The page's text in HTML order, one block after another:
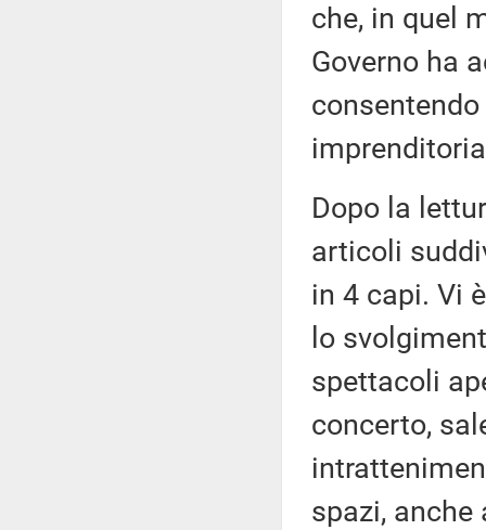
che, in quel
Governo ha
Dopo la
articoli
in 4 capi. Vi
lo
spettacoli
concerto,
spazi, anche